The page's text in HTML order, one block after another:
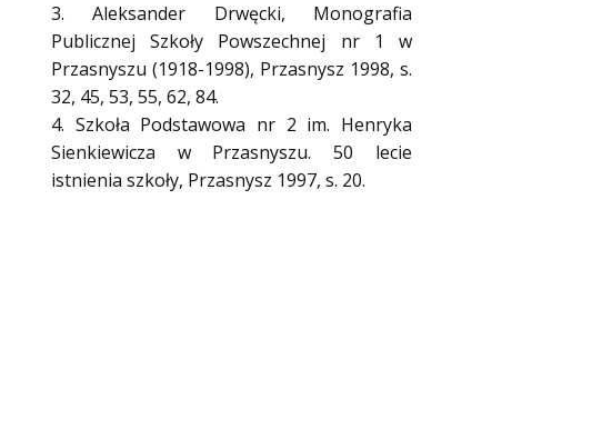
3. Aleksander Drwęcki, Monografia
Publicznej Szkoły Powszechnej nr 1 w
Przasnyszu (1918-1998), Przasnysz 1998, s.
32, 45, 53, 55, 62, 84.
4. Szkoła Podstawowa nr 2 im. Henryka
Sienkiewicza w Przasnyszu. 50 lecie
istnienia szkoły, Przasnysz 1997, s. 20.